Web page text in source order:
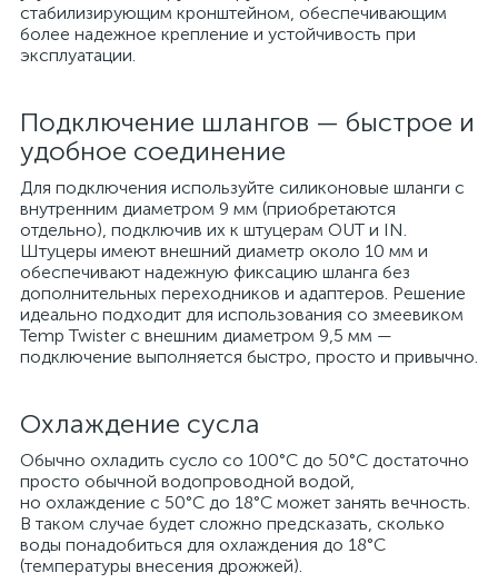
стабилизирующим кронштейном, обеспечивающим
более надежное крепление и устойчивость при
эксплуатации.
Подключение шлангов — быстрое и
удобное соединение
Для подключения используйте силиконовые шланги с
внутренним диаметром 9 мм (приобретаются
отдельно), подключив их к штуцерам OUT и IN.
Штуцеры имеют внешний диаметр около 10 мм и
обеспечивают надежную фиксацию шланга без
дополнительных переходников и адаптеров. Решение
идеально подходит для использования со змеевиком
Temp Twister с внешним диаметром 9,5 мм —
подключение выполняется быстро, просто и привычно.
Охлаждение сусла
Обычно охладить сусло со 100°С до 50°С достаточно
просто обычной водопроводной водой,
но охлаждение с 50°С до 18°С может занять вечность.
В таком случае будет сложно предсказать, сколько
воды понадобиться для охлаждения до 18°С
(температуры внесения дрожжей).